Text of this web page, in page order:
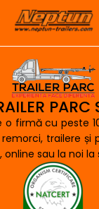
PARC
o firmă cu peste
trailere și
sau la noi la